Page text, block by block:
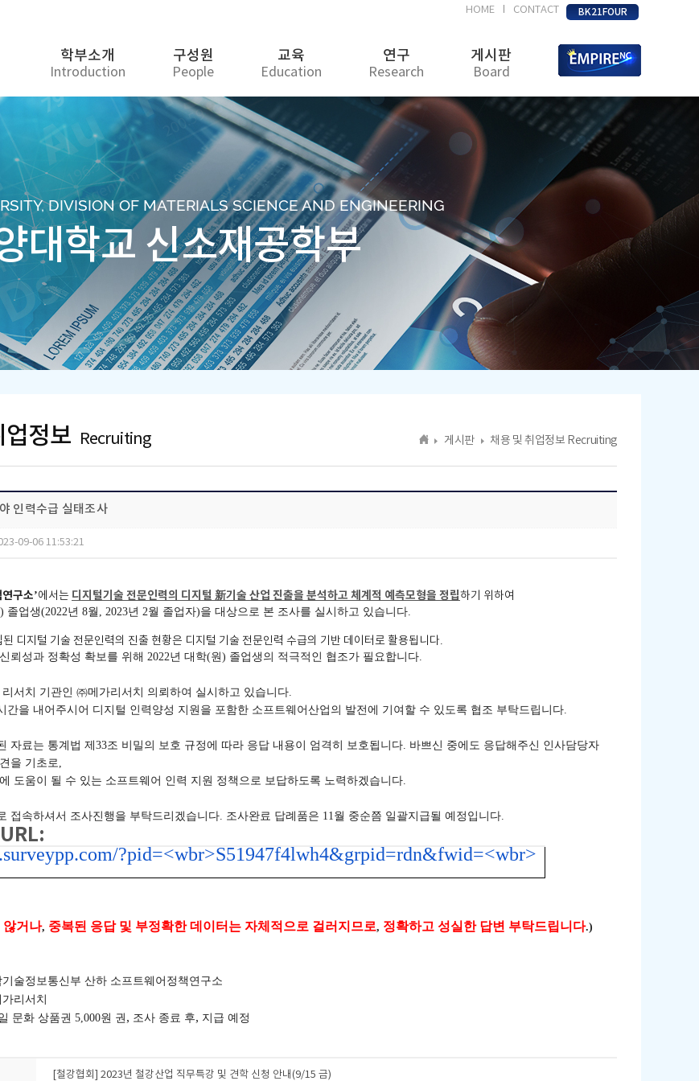
HOME CONTACT BK21FOUR
학부소개
Introduction
구성원
People
교육
Education
연구
Research
게시판
Board
DIVISION OF MATERIALS SCIENCE AND ENGINEERING
대학교 신소재공학부
업정보 Recruiting 게시판 채용 및 취업정보 Recruiting
인력수급 실태조사
09-06 11:53:21
구소’에서는 디지털기술 전문인력의 디지털 新기술 산업 진출을 분석하고 체계적 예측모형을 정립하기 위하여
) 졸업생(2022년 8월 , 2023년 2월 졸업자)을 대상으로 본 조사를 실시하고 있습니다.
디지털 기술 전문인력의 진출 현황은 디지털 기술 전문인력 수급의 기반 데이터로 활용됩니다.
뢰성과 정확성 확보를 위해 2022년 대학(원) 졸업생의 적극적인 협조가 필요합니다.
서치 기관인 ㈜메가리서치 의뢰하여 실시하고 있습니다.
간을 내어주시어 디지털 인력양성 지원을 포함한 소프트웨어산업의 발전에 기여할 수 있도록 협조 부탁드립니다.
자료는 통계법 제 33조 비밀의 보호 규정에 따라 응답 내용이 엄격히 보호됩니다. 바쁘신 중에도 응답해주신 인사담당자
을 기초로,
도움이 될 수 있는 소프트웨어 인력 지원 정책으로 보답하도록 노력하겠습니다.
접속하셔서 조사진행을 부탁드리겠습니다. 조사완료 답례품은 11월 중순쯤 일괄지급될 예정입니다.
?pid=<wbr>S51947f4lwh4&grpid=rdn&fwid=<wbr>
않거나, 중복된 응답 및 부정확한 데이터는 자체적으로 걸러지므로, 정확하고 성실한 답변 부탁드립니다.)
기술정보통신부 산하 소프트웨어정책연구소
리서치
문화 상품권 5,000원 권 , 조사 종료 후, 지급 예정
[철강협회] 2023년 철강산업 직무특강 및 견학 신청 안내(9/15 금)